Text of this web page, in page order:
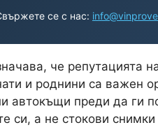
се с нас:
че репутацията
и роднини са важен
автокъщи преди да ги
си, а не стокови снимки